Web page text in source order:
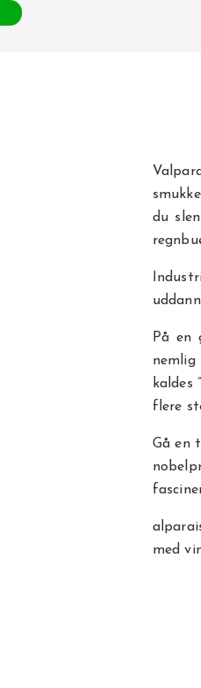
du
På
kaldes
flere
Gå en
med